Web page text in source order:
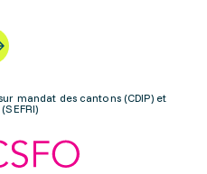
mandat des cantons (CDIP) et